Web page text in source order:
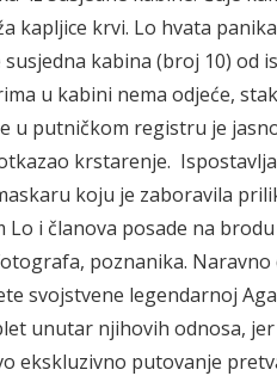
kapljice krvi. Lo hvata
kabina (broj 10) od
u kabini nema odjeće,
u putničkom registru je
krstarenje.
koju je zaboravila
i članova posade na
poznanika. Naravno
svojstvene legendarnoj
unutar njihovih odnosa,
ekskluzivno putovanje